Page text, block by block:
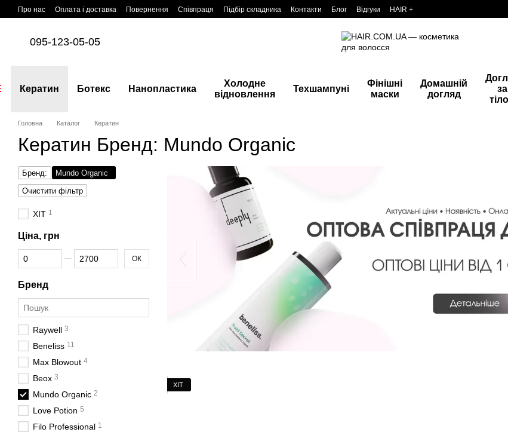
Перейти до основного контенту
Про нас Оплата і доставка Повернення Співпраця Підбір складника Контакти Блог Відгуки HAIR +
095-123-05-05
Кератин Ботекс Нанопластика
Холодне
відновлення
Техшампуні
Фінішні
маски
Домашній
догляд
за
Головна Каталог Кератин
Кератин Бренд: Mundo Organic
ХІТ
Бренд:
Mundo Organic
Очистити фільтр
ХІТ 1
Ціна, грн
Від Ціна, грн
До Ціна, грн ОК
Бренд
Raywell 3
Beneliss 11
Max Blowout 4
Beox 3
Mundo Organic 2
Love Potion 5
Filo Professional 1